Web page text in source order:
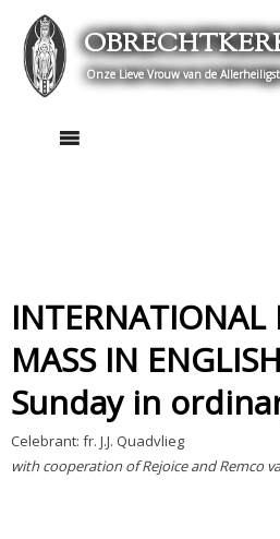
content
Onze Lieve Vrouw van de
INTERNATIONAL
MASS IN
Sunday in
Celebrant: fr. J.J. Quadvlieg
with cooperation of Rejoice and Remco